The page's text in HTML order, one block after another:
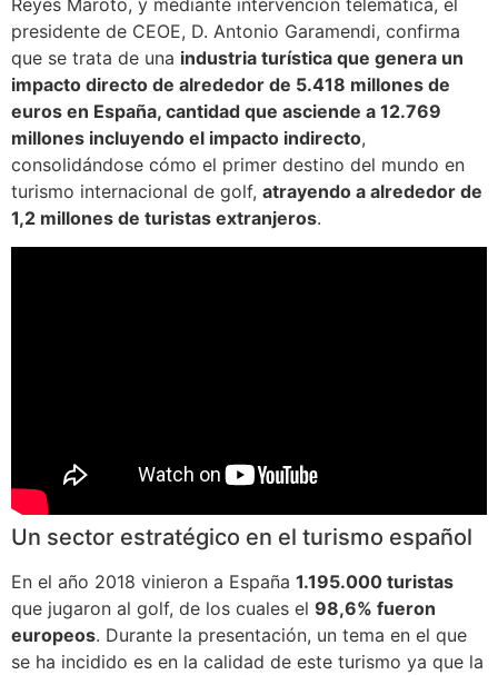
Reyes Maroto, y mediante intervención telemática, el
presidente de CEOE, D. Antonio Garamendi, confirma
que se trata de una industria turística que genera un
impacto directo de alrededor de 5.418 millones de
euros en España, cantidad que asciende a 12.769
millones incluyendo el impacto indirecto,
consolidándose cómo el primer destino del mundo en
turismo internacional de golf, atrayendo a alrededor de
1,2 millones de turistas extranjeros.
Un sector estratégico en el turismo español
En el año 2018 vinieron a España 1.195.000 turistas
que jugaron al golf, de los cuales el 98,6% fueron
europeos. Durante la presentación, un tema en el que
se ha incidido es en la calidad de este turismo ya que la